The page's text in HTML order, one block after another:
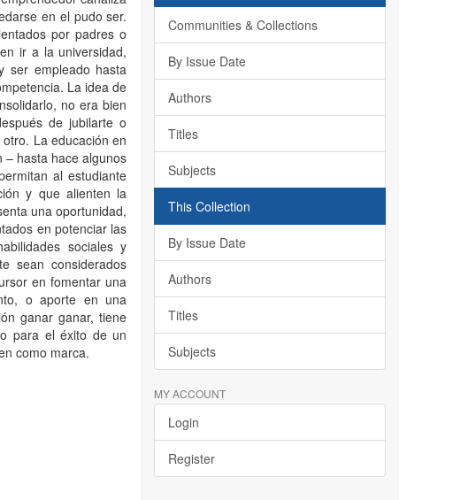
en el pudo ser.
por padres o
ir a la universidad,
ser empleado hasta
La idea de
no era bien
de jubilarte o
La educación en
– hasta hace algunos
al estudiante
y que alienten la
una oportunidad,
en potenciar las
sociales y
sean considerados
en fomentar una
o aporte en una
ganar ganar, tiene
para el éxito de un
como marca.
Communities & Collections
By Issue Date
Authors
Titles
Subjects
This Collection
By Issue Date
Authors
Titles
Subjects
MY ACCOUNT
Login
Register